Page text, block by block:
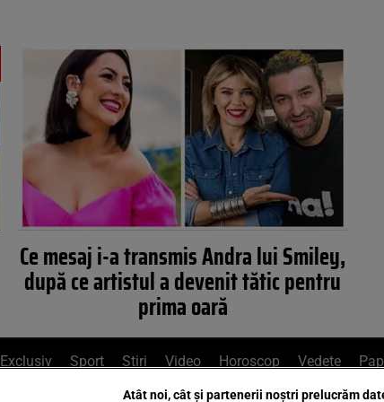
Ce mesaj i-a transmis Andra lui Smiley,
după ce artistul a devenit tătic pentru
prima oară
Exclusiv Sport Știri Video Horoscop Vedete
Atât noi, cât și partenerii noștri prelucrăm